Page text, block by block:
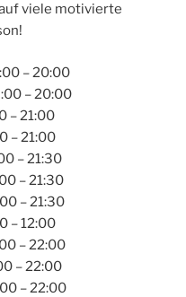
viele motivierte
– 20:00
– 20:00
– 21:00
– 21:00
– 21:30
– 21:30
– 21:30
– 12:00
– 22:00
– 22:00
– 22:00